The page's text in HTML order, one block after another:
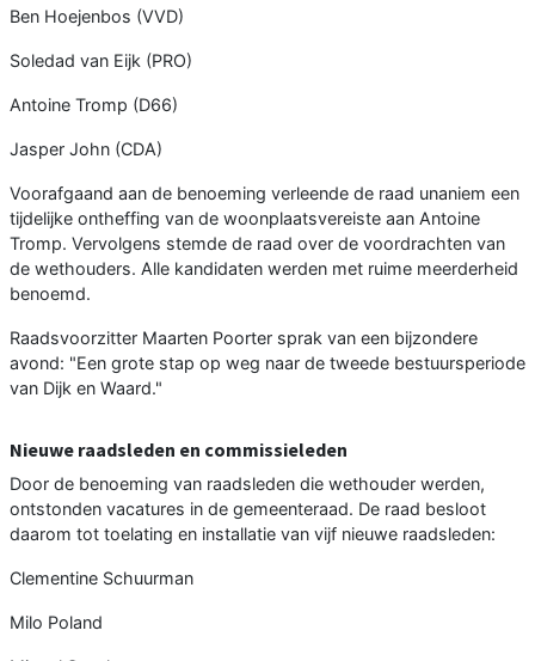
Ben Hoejenbos (VVD)
Soledad van Eijk (PRO)
Antoine Tromp (D66)
Jasper John (CDA)
Voorafgaand aan de benoeming verleende de raad unaniem een
tijdelijke ontheffing van de woonplaatsvereiste aan Antoine
Tromp. Vervolgens stemde de raad over de voordrachten van
de wethouders. Alle kandidaten werden met ruime meerderheid
benoemd.
Raadsvoorzitter Maarten Poorter sprak van een bijzondere
avond: "Een grote stap op weg naar de tweede bestuursperiode
van Dijk en Waard."
Nieuwe raadsleden en commissieleden
Door de benoeming van raadsleden die wethouder werden,
ontstonden vacatures in de gemeenteraad. De raad besloot
daarom tot toelating en installatie van vijf nieuwe raadsleden:
Clementine Schuurman
Milo Poland